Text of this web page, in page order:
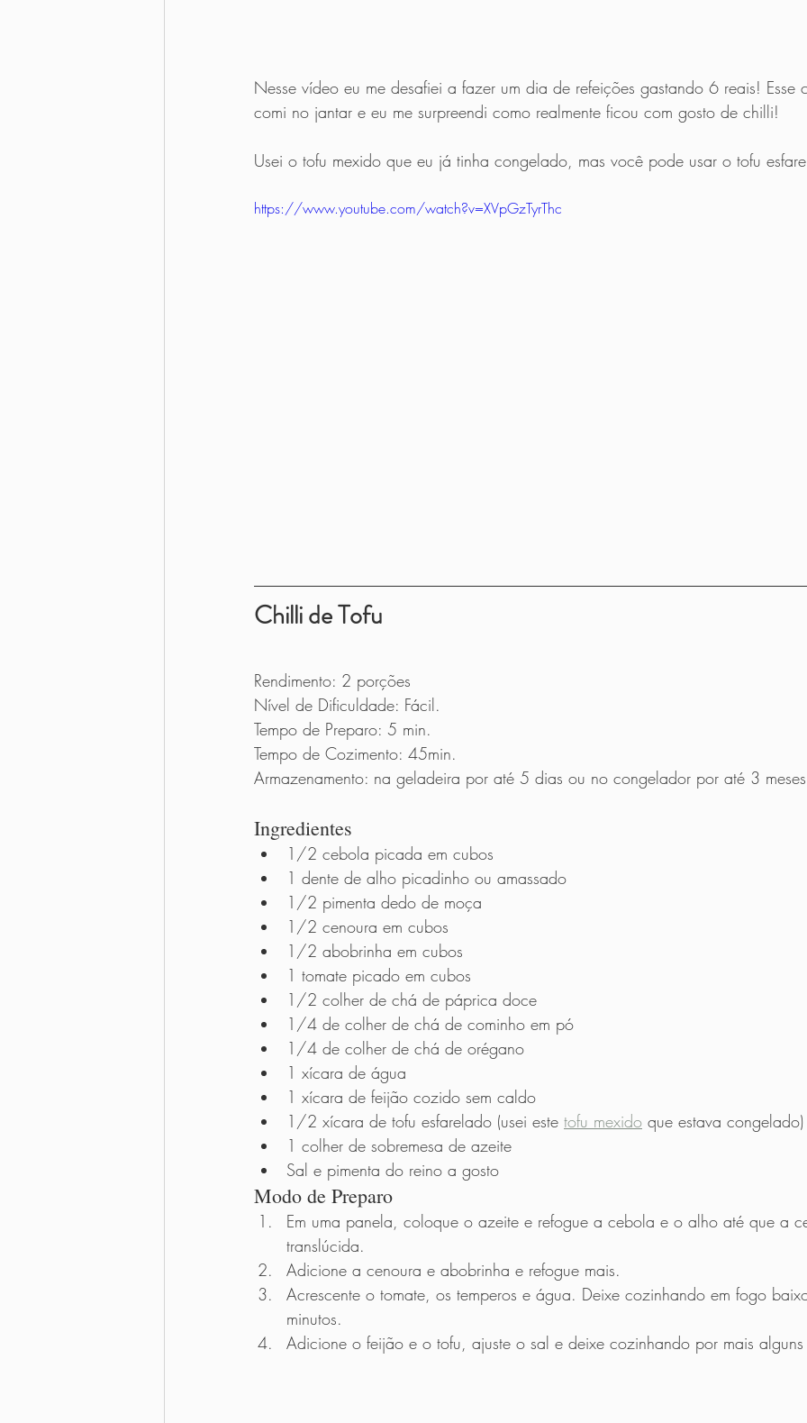
Nesse vídeo eu me desafiei a fazer um dia de refeições gastando 6 reais!
comi no jantar e eu me surpreendi como realmente ficou com gosto de chilli!
Usei o tofu mexido que eu já tinha congelado, mas você pode usar o tofu
https://www.youtube.com/watch?v=XVpGzTyrThc
Chilli de Tofu
Rendimento: 2 porções
Nível de Dificuldade: Fácil.
Tempo de Preparo: 5 min.
Tempo de Cozimento: 45min.
Armazenamento: na geladeira por até 5 dias ou no congelador por até 3
Ingredientes
1/2 cebola picada em cubos
1 dente de alho picadinho ou amassado
1/2 pimenta dedo de moça
1/2 cenoura em cubos
1/2 abobrinha em cubos
1 tomate picado em cubos
1/2 colher de chá de páprica doce
1/4 de colher de chá de cominho em pó
1/4 de colher de chá de orégano
1 xícara de água
1 xícara de feijão cozido sem caldo
1/2 xícara de tofu esfarelado (usei este tofu mexido que estava congelado)
1 colher de sobremesa de azeite
Sal e pimenta do reino a gosto
Modo de Preparo
Em uma panela, coloque o azeite e refogue a cebola e o alho até que a
translúcida.
Adicione a cenoura e abobrinha e refogue mais.
Acrescente o tomate, os temperos e água. Deixe cozinhando em fogo
minutos.
Adicione o feijão e o tofu, ajuste o sal e deixe cozinhando por mais alguns